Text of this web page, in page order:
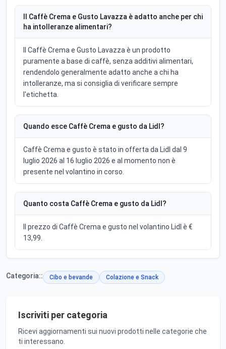
Il Caffè Crema e Gusto Lavazza è adatto anche per chi
ha intolleranze alimentari?
Il Caffè Crema e Gusto Lavazza è un prodotto
puramente a base di caffè, senza additivi alimentari,
rendendolo generalmente adatto anche a chi ha
intolleranze, ma si consiglia di verificare sempre
l'etichetta.
Quando esce Caffè Crema e gusto da Lidl?
Caffè Crema e gusto è stato in offerta da Lidl dal 9
luglio 2026 al 16 luglio 2026 e al momento non è
presente nel volantino in corso.
Quanto costa Caffè Crema e gusto da Lidl?
Il prezzo di Caffè Crema e gusto nel volantino Lidl è €
13,99.
Categoria:: Cibo e bevande Colazione e Snack
Iscriviti per categoria
Ricevi aggiornamenti sui nuovi prodotti nelle categorie che
ti interessano.